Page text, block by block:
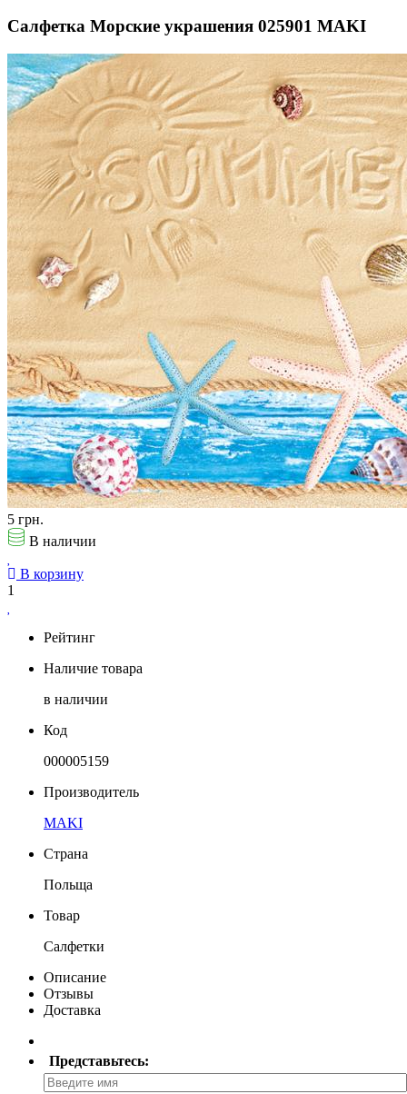
Салфетка Морские украшения 025901 MAKI
5 грн.
В наличии
В корзину
1
Рейтинг
Наличие товара
в наличии
Код
000005159
Производитель
MAKI
Страна
Польща
Товар
Салфетки
Описание
Отзывы
Доставка
Представьтесь: